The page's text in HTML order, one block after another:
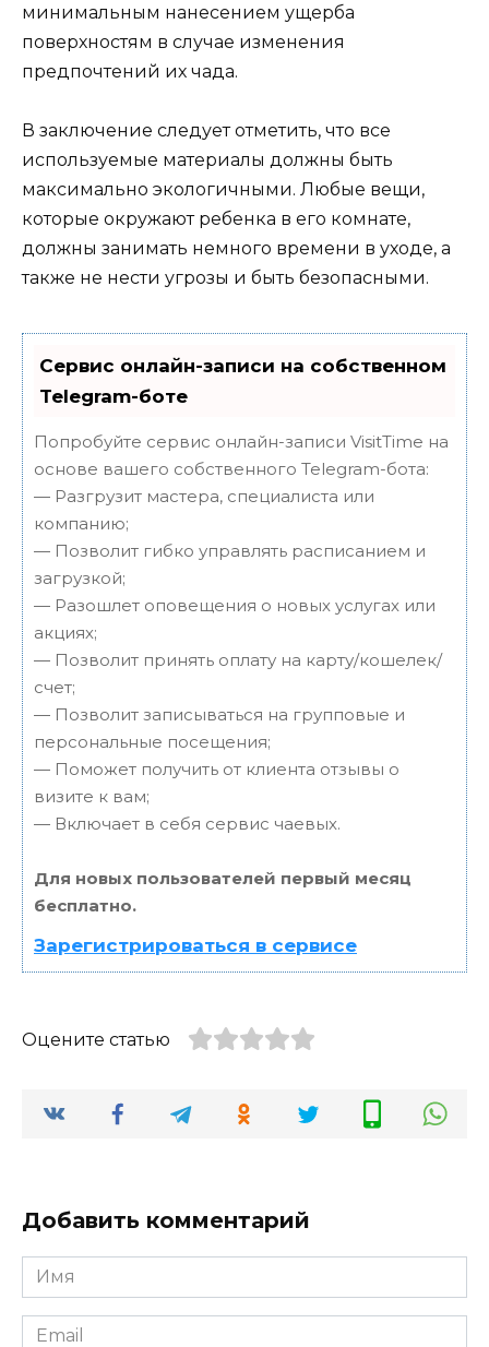
минимальным нанесением ущерба
поверхностям в случае изменения
предпочтений их чада.
В заключение следует отметить, что все
используемые материалы должны быть
максимально экологичными. Любые вещи,
которые окружают ребенка в его комнате,
должны занимать немного времени в уходе, а
также не нести угрозы и быть безопасными.
Сервис онлайн-записи на собственном
Telegram-боте
Попробуйте сервис онлайн-записи VisitTime на
основе вашего собственного Telegram-бота:
— Разгрузит мастера, специалиста или
компанию;
— Позволит гибко управлять расписанием и
загрузкой;
— Разошлет оповещения о новых услугах или
акциях;
— Позволит принять оплату на карту/кошелек/
счет;
— Позволит записываться на групповые и
персональные посещения;
— Поможет получить от клиента отзывы о
визите к вам;
— Включает в себя сервис чаевых.
Для новых пользователей первый месяц
бесплатно.
Зарегистрироваться в сервисе
Оцените статью
Добавить комментарий
Имя
*
Email